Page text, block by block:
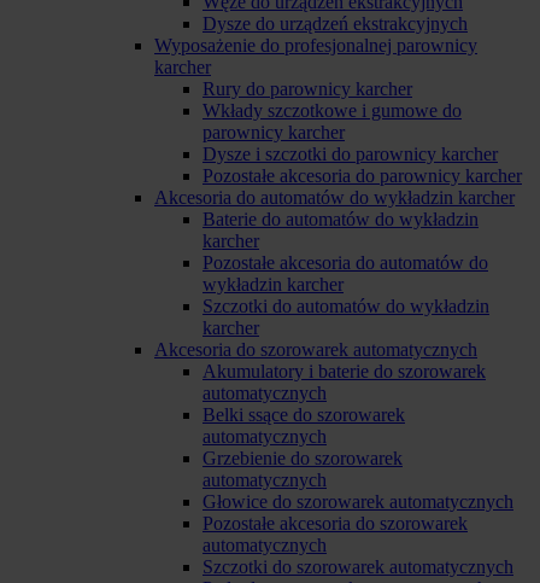
Dysze do urządzeń ekstrakcyjnych
Wyposażenie do profesjonalnej parownicy
karcher
Rury do parownicy karcher
Wkłady szczotkowe i gumowe do
parownicy karcher
Dysze i szczotki do parownicy karcher
Pozostałe akcesoria do parownicy karcher
Akcesoria do automatów do wykładzin karcher
Baterie do automatów do wykładzin
karcher
Pozostałe akcesoria do automatów do
wykładzin karcher
Szczotki do automatów do wykładzin
karcher
Akcesoria do szorowarek automatycznych
Akumulatory i baterie do szorowarek
automatycznych
Belki ssące do szorowarek
automatycznych
Grzebienie do szorowarek
automatycznych
Głowice do szorowarek automatycznych
Pozostałe akcesoria do szorowarek
automatycznych
Szczotki do szorowarek automatycznych